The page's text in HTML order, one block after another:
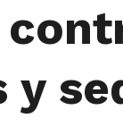
y